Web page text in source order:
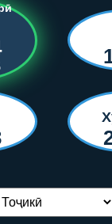
кардани забон: